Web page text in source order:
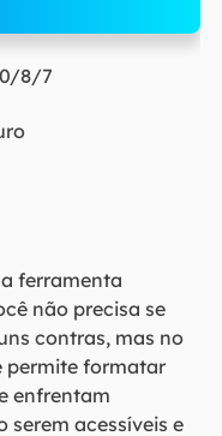
8/7
ferramenta
não precisa se
contras, mas no
permite formatar
enfrentam
serem acessíveis e